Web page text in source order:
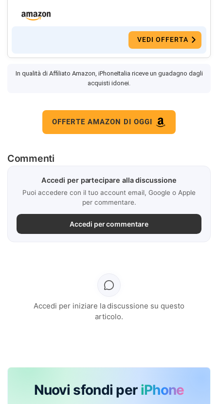
VEDI OFFERTA
In qualità di Affiliato Amazon, iPhoneItalia riceve un guadagno dagli
acquisti idonei.
OFFERTE AMAZON DI OGGI
Commenti
Accedi per partecipare alla discussione
Puoi accedere con il tuo account email, Google o Apple
per commentare.
Accedi per commentare
Accedi per iniziare la discussione su questo
articolo.
Nuovi sfondi per iPhone